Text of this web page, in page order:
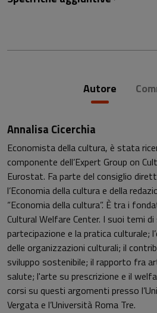
Autore
Annalisa Cicerchia
Economista della cultura, è stata
componente dell’Expert Group on
Eurostat. Fa parte del consiglio
l’Economia della cultura e della
“Economia della cultura”. È tra i
Cultural Welfare Center. I suoi temi
partecipazione e la pratica culturale;
delle organizzazioni culturali; il
sviluppo sostenibile; il rapporto fra
salute; l'arte su prescrizione e il
corsi su questi argomenti presso
Vergata e l’Università Roma Tre.